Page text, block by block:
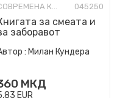
СОВРЕМЕНА КНИЖЕВНОСТ 045250
за смеата и
заборавот
: Милан Кундера
МКД
EUR